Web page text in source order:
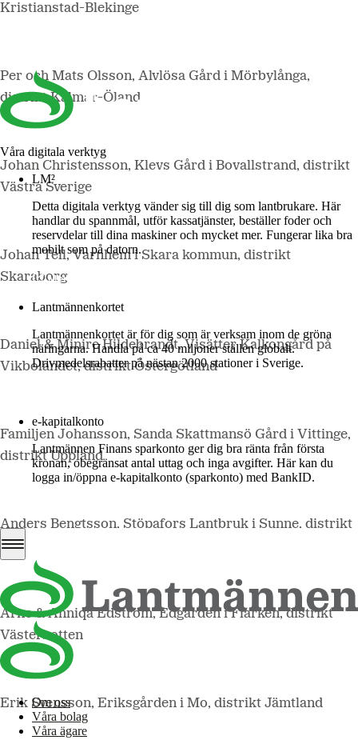
Våra digitala verktyg
LM²
Detta digitala verktyg vänder sig till dig som lantbrukare. Här
handlar du spannmål, utför kassatjänster, beställer foder och
reservdelar till dina maskiner och mycket mer. Fungerar lika bra
mobilt som på datorn.
Mer om LM2
Lantmännenkortet
Lantmännenkortet är för dig som är verksam inom de gröna
näringarna. Handla på ca 40 miljoner ställen globalt.
Drivmedelsrabatter på nästan 2000 stationer i Sverige.
e-kapitalkonto
Lantmännen Finans sparkonto ger dig bra ränta från första
kronan, obegränsat antal uttag och inga avgifter. Här kan du
logga in/öppna e-kapitalkonto (sparkonto) med BankID.
Om oss
Våra bolag
Våra ägare
Kristianstad-Blekinge
Per och Mats Olsson, Alvlösa Gård i Mörbylånga,
distrikt Kalmar-Öland
Johan Christensson, Klevs Gård i Bovallstrand, distrikt
Västra Sverige
Johan Tell, Varnhem i Skara kommun, distrikt
Skaraborg
Daniel & Minire Hildebrandt, Visätter Kalkongård på
Vikbolandet, distrikt Östergötland
Familjen Johansson, Sanda Skattmansö Gård i Vittinge,
distrikt Uppland
Anders Bengtsson, Stöpafors Lantbruk i Sunne, distrikt
Örebro-Värmland
Arne & Anniqa Edström, Edgården i Flarken, distrikt
Västerbotten
Erik Svensson, Eriksgården i Mo, distrikt Jämtland